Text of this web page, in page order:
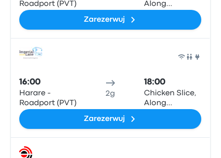
Roadport (PVT)
Along
Zarezerwuj
16:00
Harare -
Roadport (PVT)
2g
18:00
Chicken Slice,
Along
Zarezerwuj